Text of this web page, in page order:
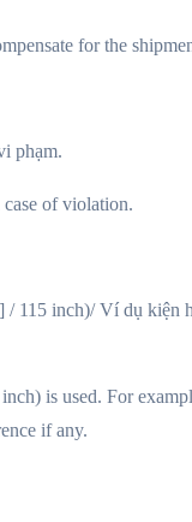
for the
phạm.
of violation.
115 inch)/ Ví dụ kiện
is used. For
if any.